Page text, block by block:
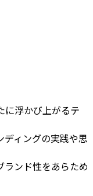
に浮かび上がるテ
ディングの実践や思
ランド性をあらため